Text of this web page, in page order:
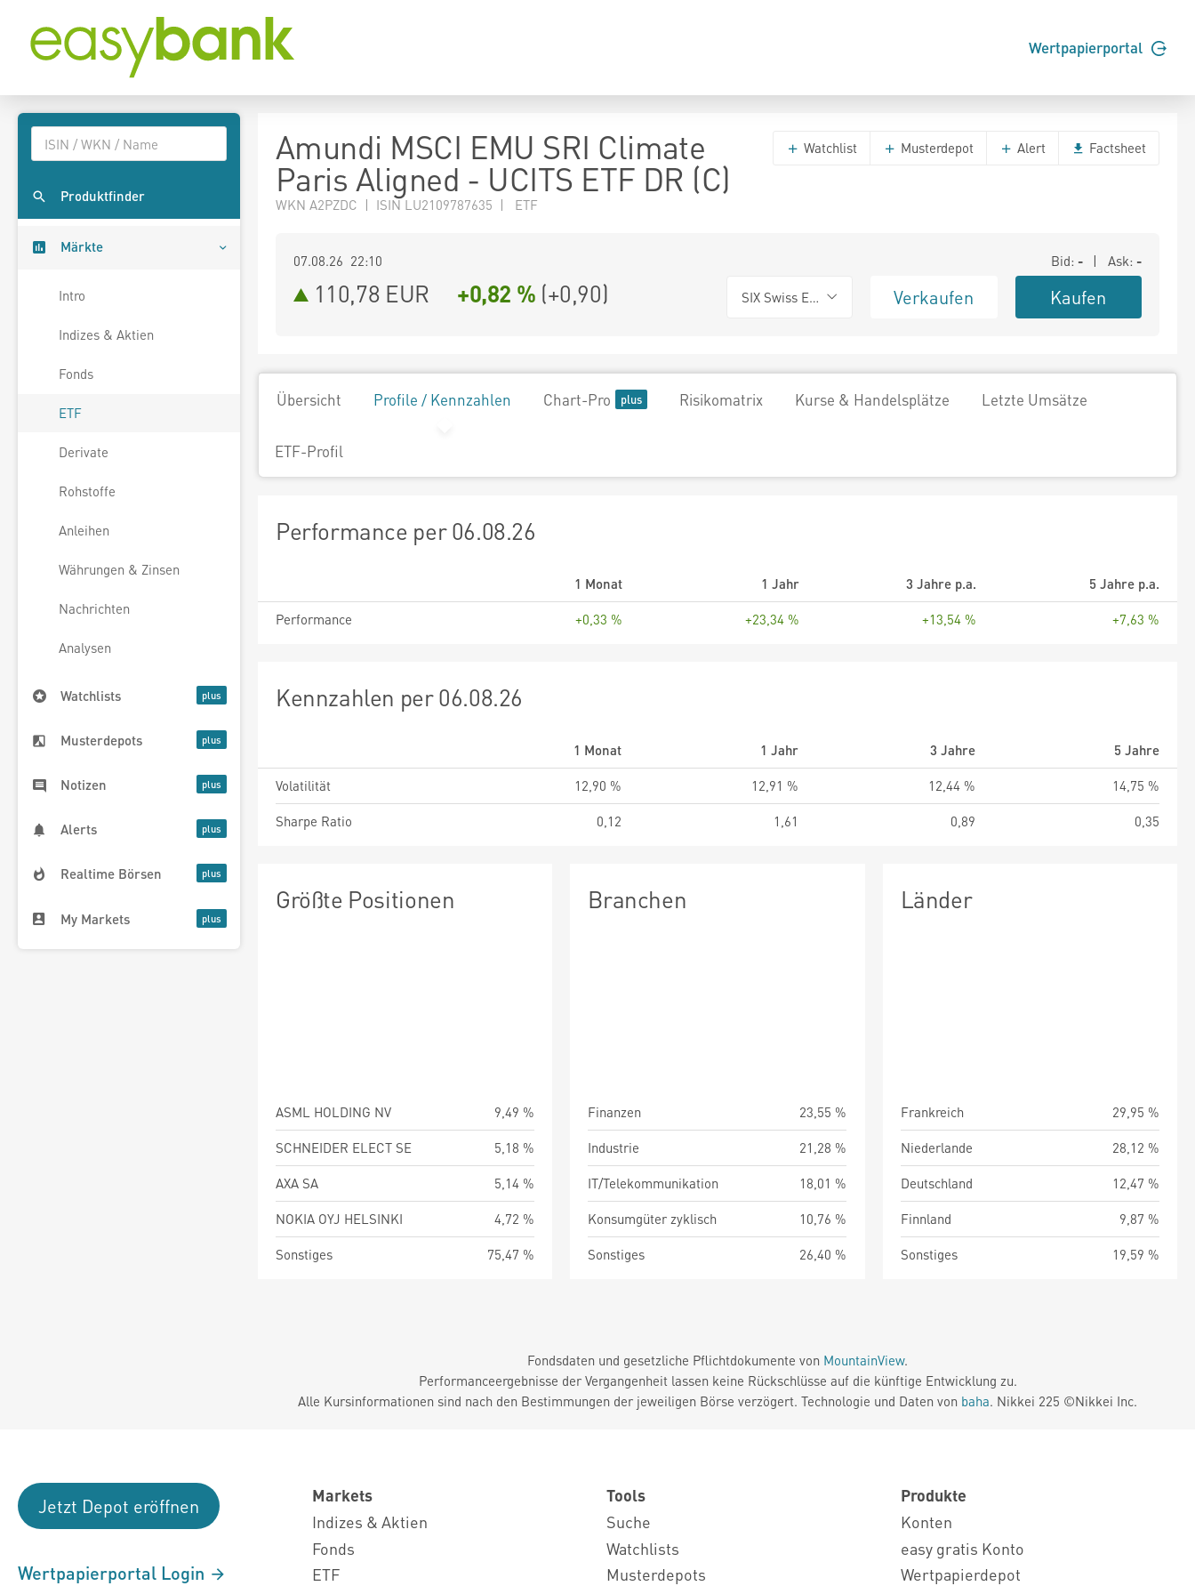
Wertpapierportal
Produktfinder
Märkte
Intro
Indizes & Aktien
Fonds
ETF
Derivate
Rohstoffe
Anleihen
Währungen & Zinsen
Nachrichten
Analysen
Watchlists
Musterdepots
Notizen
Alerts
Realtime Börsen
My Markets
Amundi MSCI EMU SRI Climate
Paris Aligned - UCITS ETF DR (C)
WKN A2PZDC | ISIN LU2109787635 | ETF
Watchlist Musterdepot Alert Factsheet
07.08.26 22:10 Bid: - | Ask: -
110,78 EUR +0,82 % (+0,90) SIX Swiss Exchange Verkaufen Kaufen
Übersicht Profile / Kennzahlen Chart-Pro Risikomatrix Kurse & Handelsplätze Letzte Umsätze
ETF-Profil
Performance per 06.08.26
1 Monat 1 Jahr 3 Jahre p.a.
5 Jahre p.a.
Performance
+0,33 % +23,34 % +13,54 % +7,63 %
Kennzahlen per 06.08.26
1 Monat 1 Jahr 3 Jahre
5 Jahre
Volatilität
12,90 % 12,91 % 12,44 %
14,75 %
Sharpe Ratio
0,12 1,61 0,89 0,35
Größte Positionen
ASML HOLDING NV
9,49 %
SCHNEIDER ELECT SE
5,18 %
AXA SA
5,14 %
NOKIA OYJ HELSINKI
4,72 %
Sonstiges
75,47 %
Branchen
Finanzen
23,55 %
Industrie
21,28 %
IT/Telekommunikation
18,01 %
Konsumgüter zyklisch
10,76 %
Sonstiges
26,40 %
Länder
Frankreich
29,95 %
Niederlande
28,12 %
Deutschland
12,47 %
Finnland
9,87 %
Sonstiges
19,59 %
Fondsdaten und gesetzliche Pflichtdokumente von MountainView.
Performanceergebnisse der Vergangenheit lassen keine Rückschlüsse auf die künftige Entwicklung zu.
Alle Kursinformationen sind nach den Bestimmungen der jeweiligen Börse verzögert. Technologie und Daten von baha. Nikkei 225 ©Nikkei Inc.
Jetzt Depot eröffnen
Wertpapierportal Login
Markets
Indizes & Aktien
Fonds
ETF
Tools
Suche
Watchlists
Musterdepots
Produkte
Konten
easy gratis Konto
Wertpapierdepot